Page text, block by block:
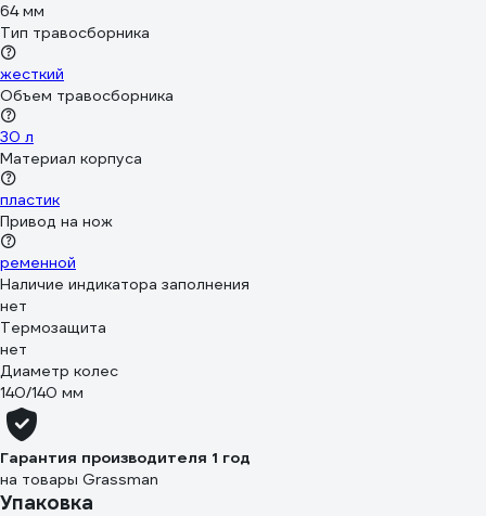
64 мм
Тип травосборника
жесткий
Объем травосборника
30 л
Материал корпуса
пластик
Привод на нож
ременной
Наличие индикатора заполнения
нет
Термозащита
нет
Диаметр колес
140/140 мм
Гарантия производителя 1 год
на товары Grassman
Упаковка